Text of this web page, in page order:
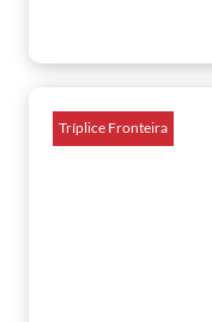
Tríplice Fronteira